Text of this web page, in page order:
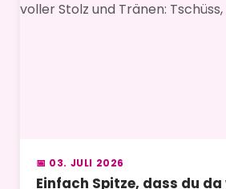
📅 03. JULI 2026
Einfach Spitze, dass du